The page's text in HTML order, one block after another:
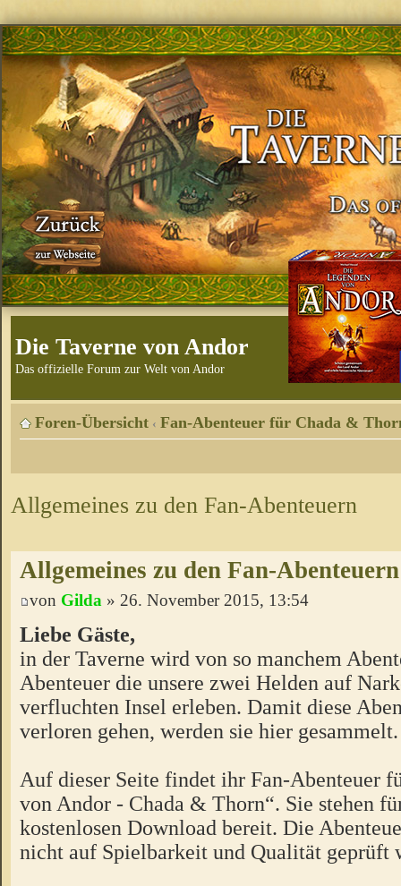
Die Taverne von Andor
Das offizielle Forum zur Welt von Andor
Foren-Übersicht ‹ Fan-Abenteuer für Chada &
Allgemeines zu den Fan-Abenteuern
Allgemeines zu den Fan-Abenteuern
von Gilda » 26. November 2015, 13:54
Liebe Gäste,
in der Taverne wird von so manchem
Abenteuer die unsere zwei Helden auf
verfluchten Insel erleben. Damit diese
verloren gehen, werden sie hier gesammelt.
Auf dieser Seite findet ihr Fan-Abenteuer
von Andor - Chada & Thorn“. Sie stehen
kostenlosen Download bereit. Die
nicht auf Spielbarkeit und Qualität geprüft